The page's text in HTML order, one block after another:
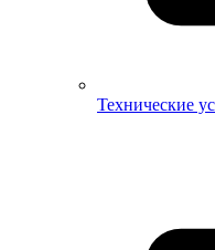
Технические